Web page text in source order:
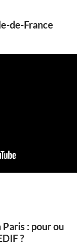
de-France
: pour ou
?